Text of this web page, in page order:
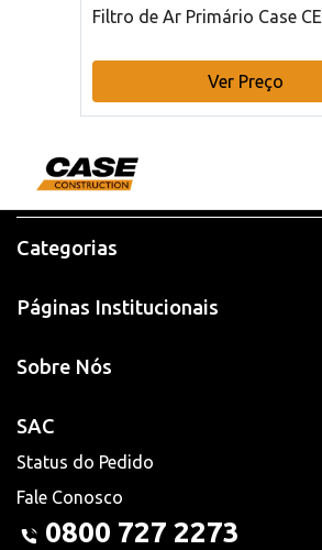
Filtro de Ar Primário Case CE
Ver Preço
Categorias
Páginas Institucionais
Sobre Nós
SAC
Status do Pedido
Fale Conosco
0800 727 2273